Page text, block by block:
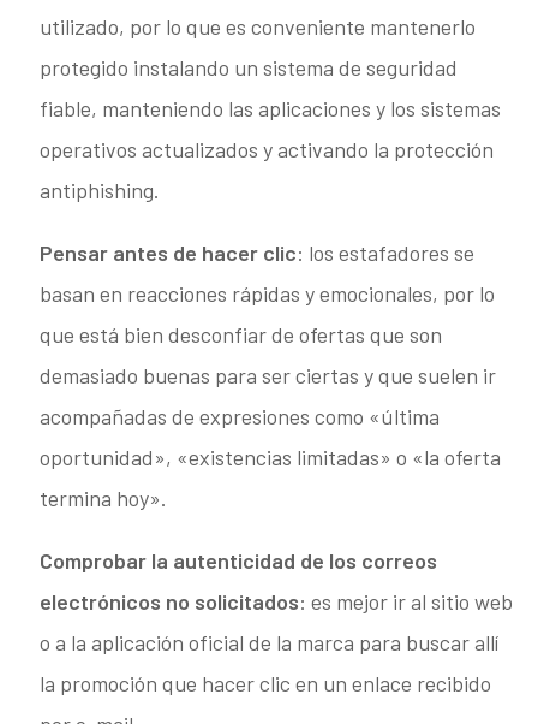
utilizado, por lo que es conveniente mantenerlo
protegido instalando un sistema de seguridad
fiable, manteniendo las aplicaciones y los sistemas
operativos actualizados y activando la protección
antiphishing.
Pensar antes de hacer clic: los estafadores se
basan en reacciones rápidas y emocionales, por lo
que está bien desconfiar de ofertas que son
demasiado buenas para ser ciertas y que suelen ir
acompañadas de expresiones como «última
oportunidad», «existencias limitadas» o «la oferta
termina hoy».
Comprobar la autenticidad de los correos
electrónicos no solicitados: es mejor ir al sitio web
o a la aplicación oficial de la marca para buscar allí
la promoción que hacer clic en un enlace recibido